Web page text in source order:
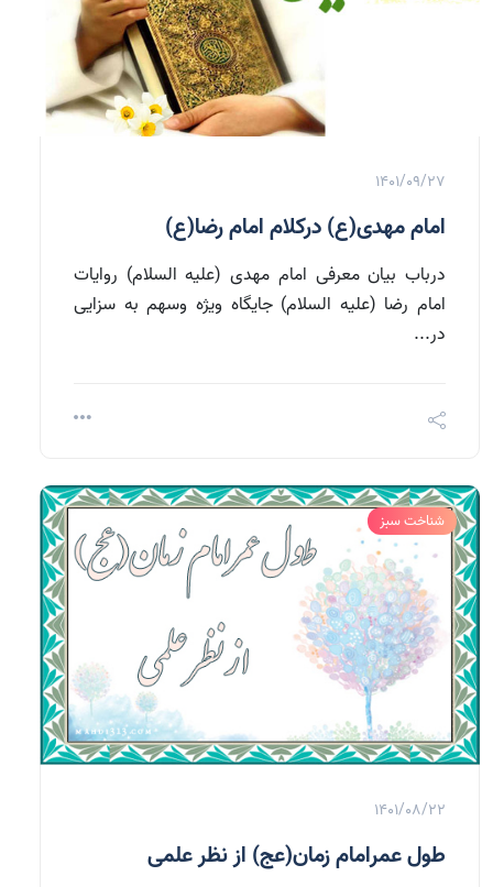
1401/09/27
امام مهدی(ع) درکلام امام رضا(ع)
درباب بیان معرفی امام مهدی (علیه السلام) روایات
امام رضا (علیه السلام) جایگاه ویژه وسهم به سزایی
در...
شناخت سبز
1401/08/22
طول عمرامام زمان(عج) از نظر علمی